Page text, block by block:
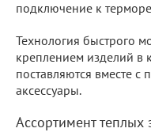
подключение к
Технология быстрого
креплением изделий в
поставляются вместе
аксессуары.
Ассортимент теплых